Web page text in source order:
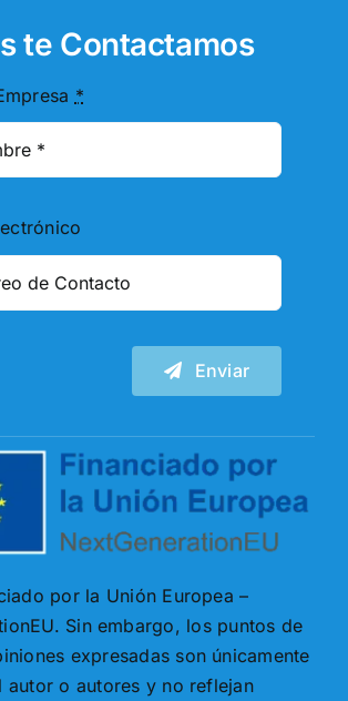
te Contactamos
*
Enviar
por la Unión Europea –
Sin embargo, los puntos de
expresadas son únicamente
autor o autores y no reflejan